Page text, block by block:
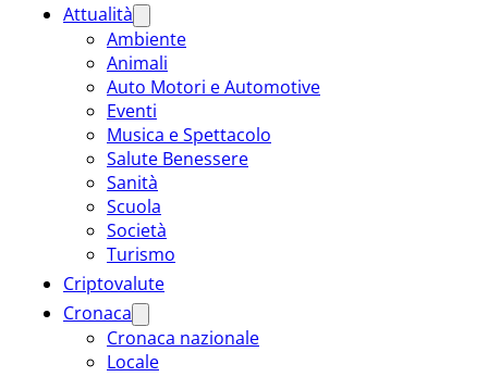
Attualità
Ambiente
Animali
Auto Motori e Automotive
Eventi
Musica e Spettacolo
Salute Benessere
Sanità
Scuola
Società
Turismo
Criptovalute
Cronaca
Cronaca nazionale
Locale